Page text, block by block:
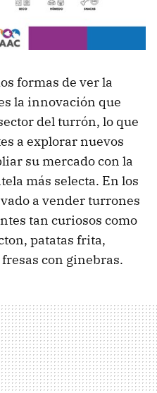
formas de ver la
la innovación que
del turrón, lo que
a explorar nuevos
su mercado con la
más selecta. En los
a vender turrones
tan curiosos como
patatas frita,
con ginebras.